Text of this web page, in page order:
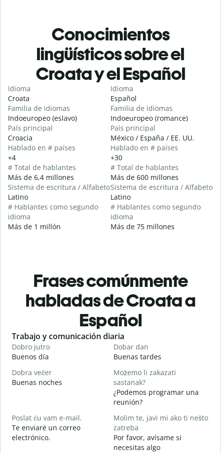
Conocimientos
lingüísticos sobre el
Croata y el Español
Idioma
Croata
Familia de idiomas
Indoeuropeo (eslavo)
País principal
Croacia
Hablado en # países
+4
# Total de hablantes
Más de 6,4 millones
Sistema de escritura / Alfabeto
Latino
# Hablantes como segundo
idioma
Más de 1 millón
Idioma
Español
Familia de idiomas
Indoeuropeo (romance)
País principal
México / España / EE. UU.
Hablado en # países
+30
# Total de hablantes
Más de 600 millones
Sistema de escritura / Alfabeto
Latino
# Hablantes como segundo
idioma
Más de 75 millones
Frases comúnmente
habladas de Croata a
Español
Slide 1 of 6
Trabajo y comunicación diaria
Dobro jutro
Buenos día
Dobar dan
Buenas tardes
Dobra večer
Buenas noches
Možemo li zakazati
sastanak?
¿Podemos programar una
reunión?
Poslat ću vam e-mail.
Te enviaré un correo
electrónico.
Molim te, javi mi ako ti nešto
zatreba
Por favor, avísame si
necesitas algo